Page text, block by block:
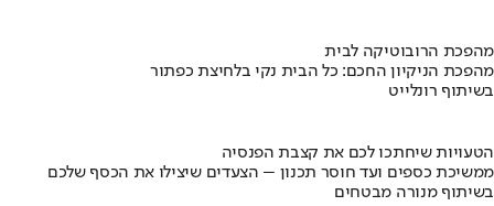
מהפכת הרובוטיקה לבית
מהפכת הניקיון החכם: כל הבית נקי בלחיצת כפתור
בשיתוף רונלייט
הטעויות שיחתכו לכם את קצבת הפנסיה
ממשיכת כספים ועד חוסר תכנון – הצעדים שיצילו את הכסף שלכם
בשיתוף מנורה מבטחים